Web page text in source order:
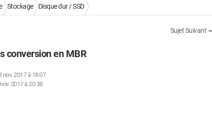
Stockage Disque dur / SSD
Sujet Suivant
conversion en MBR
nov. 2017 à 18:07
2017 à 20:38